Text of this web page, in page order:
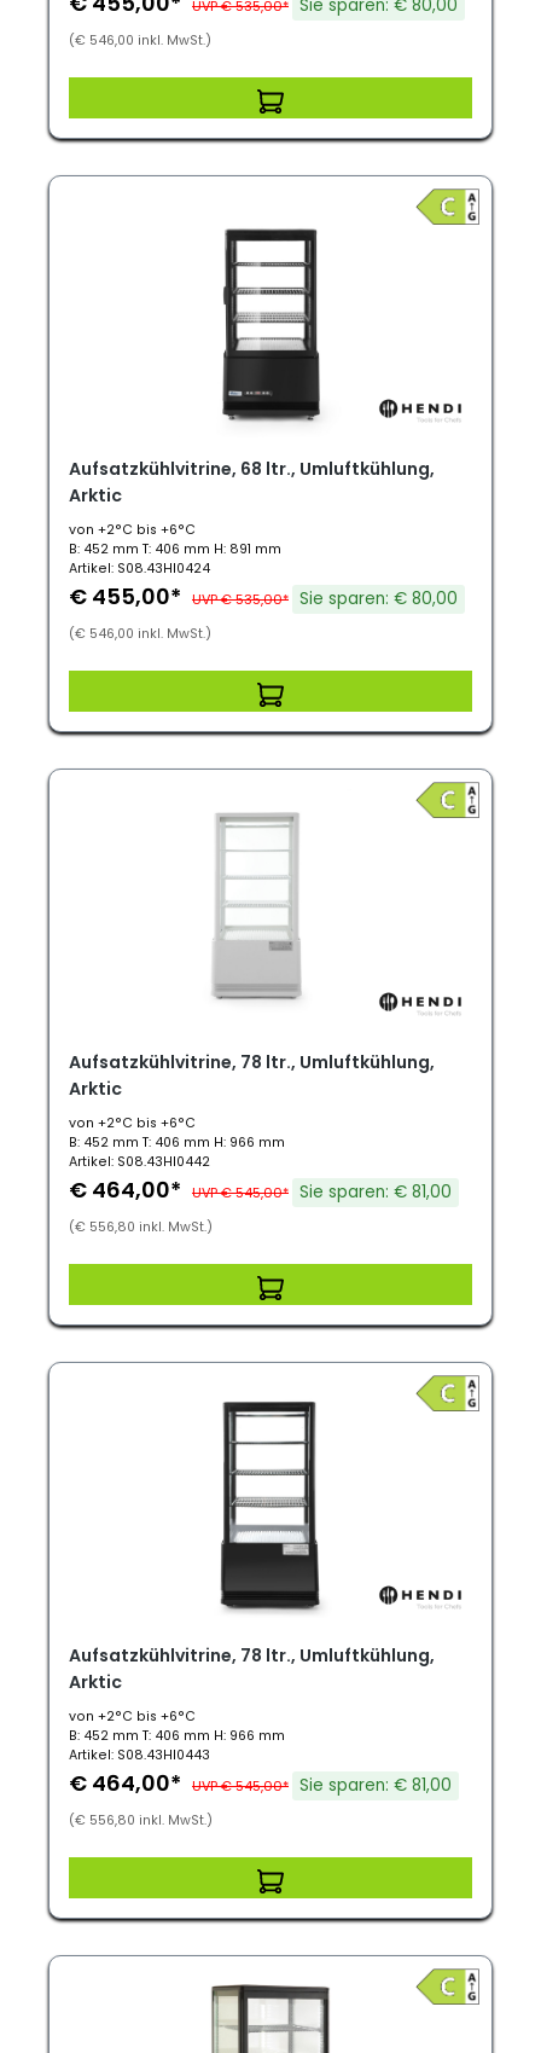
UVP € 535,00* Sie sparen: € 80,00
(€ 546,00 inkl. MwSt.)
Aufsatzkühlvitrine, 68 ltr., Umluftkühlung,
Arktic
von +2°C bis +6°C
B: 452 mm T: 406 mm H: 891 mm
Artikel: S08.43HI0424
€ 455,00* UVP € 535,00* Sie sparen: € 80,00
(€ 546,00 inkl. MwSt.)
Aufsatzkühlvitrine, 78 ltr., Umluftkühlung,
Arktic
von +2°C bis +6°C
B: 452 mm T: 406 mm H: 966 mm
Artikel: S08.43HI0442
€ 464,00* UVP € 545,00* Sie sparen: € 81,00
(€ 556,80 inkl. MwSt.)
Aufsatzkühlvitrine, 78 ltr., Umluftkühlung,
Arktic
von +2°C bis +6°C
B: 452 mm T: 406 mm H: 966 mm
Artikel: S08.43HI0443
€ 464,00* UVP € 545,00* Sie sparen: € 81,00
(€ 556,80 inkl. MwSt.)